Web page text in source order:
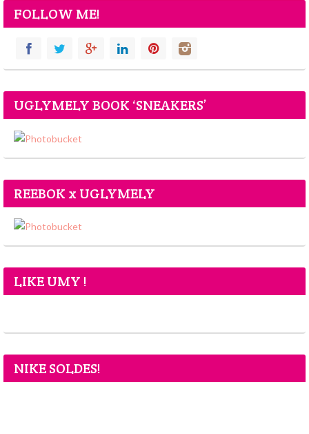
FOLLOW ME!
UGLYMELY BOOK ‘SNEAKERS’
REEBOK x UGLYMELY
LIKE UMY !
NIKE SOLDES!